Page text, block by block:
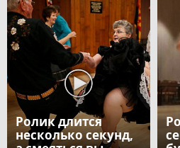
Ролик длится
несколько секунд,